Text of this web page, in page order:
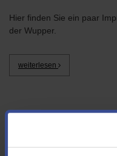
Hier finden Sie ein paar
der Wupper.
weiterlesen